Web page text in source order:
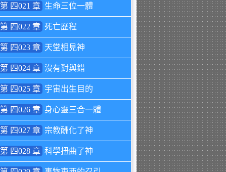
第 四021 章 生命三位一體
第 四022 章 死亡歷程
第 四023 章 天堂相見神
第 四024 章 沒有對與錯
第 四025 章 宇宙出生目的
第 四026 章 身心靈三合一體
第 四027 章 宗教酬化了神
第 四028 章 科學扭曲了神